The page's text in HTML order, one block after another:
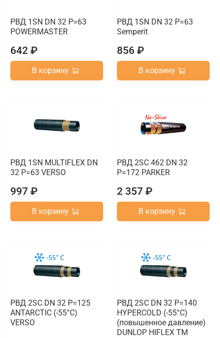
РВД 1SN DN 32 P=63
POWERMASTER
642 ₽
В корзину
РВД 1SN DN 32 P=63
Semperit
856 ₽
В корзину
РВД 1SN MULTIFLEX DN
32 P=63 VERSO
997 ₽
В корзину
РВД 2SC 462 DN 32
P=172 PARKER
2 357 ₽
В корзину
РВД 2SC DN 32 P=125
ANTARCTIC (-55°C)
VERSO
РВД 2SC DN 32 P=140
HYPERCOLD (-55°C)
(повышенное давление)
DUNLOP HIFLEX TM